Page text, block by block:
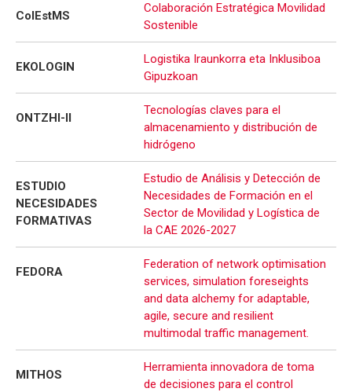
ColEstMS
Colaboración Estratégica Movilidad
Sostenible
EKOLOGIN
Logistika Iraunkorra eta Inklusiboa
Gipuzkoan
ONTZHI-II
Tecnologías claves para el
almacenamiento y distribución de
hidrógeno
ESTUDIO
NECESIDADES
FORMATIVAS
Estudio de Análisis y Detección de
Necesidades de Formación en el
Sector de Movilidad y Logística de
la CAE 2026-2027
FEDORA
Federation of network optimisation
services, simulation foreseights
and data alchemy for adaptable,
agile, secure and resilient
multimodal traffic management.
MITHOS
Herramienta innovadora de toma
de decisiones para el control